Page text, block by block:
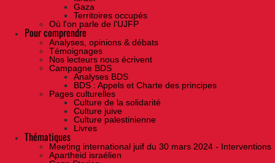
Gaza
Territoires occupés
Où l'on parle de l'UJFP
Pour comprendre
Analyses, opinions & débats
Témoignages
Nos lecteurs nous écrivent
Campagne BDS
Analyses BDS
BDS : Appels et Charte des principes
Pages culturelles
Culture de la solidarité
Culture juive
Culture palestinienne
Livres
Thématiques
Meeting international juif du 30 mars 2024 - Interventions
Apartheid israélien